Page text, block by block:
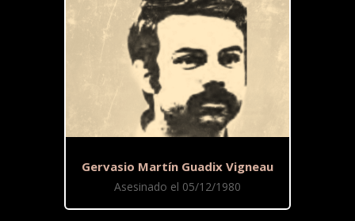
Gervasio Martín Guadix Vigneau
Asesinado el 05/12/1980